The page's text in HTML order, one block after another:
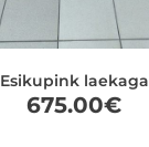
Esikupink laekaga
675.00€